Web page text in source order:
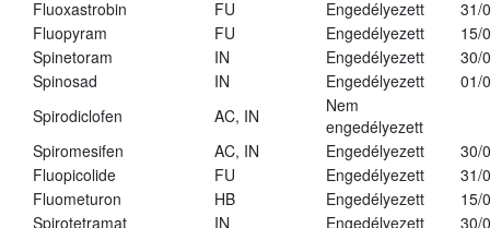
Fluoxastrobin
FU Engedélyezett
31/
Fluopyram
FU Engedélyezett
15/
Spinetoram
IN Engedélyezett
30/
Spinosad
IN Engedélyezett
01/
Spirodiclofen
AC, IN
Nem
engedélyezett
Spiromesifen
AC, IN Engedélyezett
30/
Fluopicolide
FU Engedélyezett
31/
Fluometuron
HB Engedélyezett
15/
Spirotetramat
IN Engedélyezett
30/